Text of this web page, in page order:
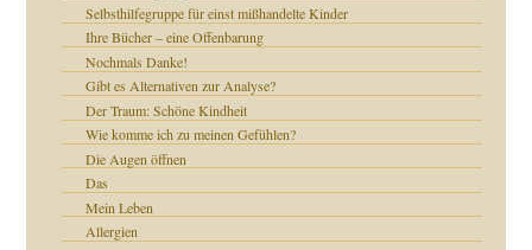
Selbsthilfegruppe für einst mißhandelte Kinder
Ihre Bücher – eine Offenbarung
Nochmals Danke!
Gibt es Alternativen zur Analyse?
Der Traum: Schöne Kindheit
Wie komme ich zu meinen Gefühlen?
Die Augen öffnen
Das
Mein Leben
Allergien